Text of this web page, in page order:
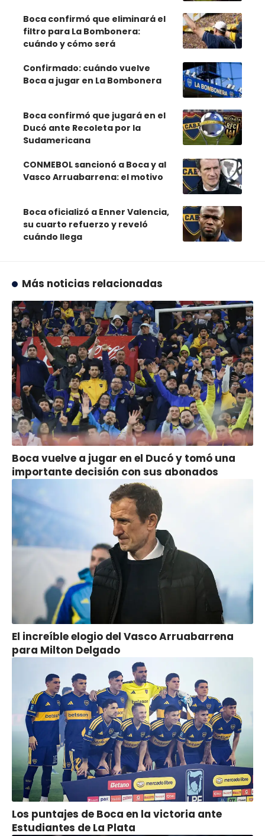
Boca confirmó que eliminará el
filtro para La Bombonera:
cuándo y cómo será
Confirmado: cuándo vuelve
Boca a jugar en La Bombonera
Boca confirmó que jugará en el
Ducó ante Recoleta por la
Sudamericana
CONMEBOL sancionó a Boca y al
Vasco Arruabarrena: el motivo
Boca oficializó a Enner Valencia,
su cuarto refuerzo y reveló
cuándo llega
Más noticias relacionadas
Boca vuelve a jugar en el Ducó y tomó una
importante decisión con sus abonados
El increíble elogio del Vasco Arruabarrena
para Milton Delgado
Los puntajes de Boca en la victoria ante
Estudiantes de La Plata